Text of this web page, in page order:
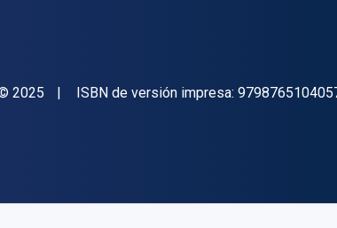
2025 ISBN de versión impresa: